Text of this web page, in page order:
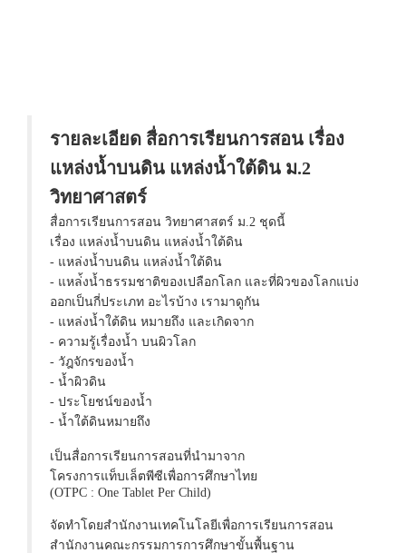
รายละเอียด สื่อการเรียนการสอน เรื่อง
แหล่งน้ำบนดิน แหล่งน้ำใต้ดิน ม.2
วิทยาศาสตร์
สื่อการเรียนการสอน วิทยาศาสตร์ ม.2 ชุดนี้
เรื่อง แหล่งน้ำบนดิน แหล่งน้ำใต้ดิน
- แหล่งน้ำบนดิน แหล่งน้ำใต้ดิน
- แหล่้งน้ำธรรมชาติของเปลือกโลก และที่ผิวของโลกแบ่ง
ออกเป็นกี่ประเภท อะไรบ้าง เรามาดูกัน
- แหล่งน้ำใต้ดิน หมายถึง และเกิดจาก
- ความรู้เรื่องน้ำ บนผิวโลก
- วัฎจักรของน้ำ
- น้ำผิวดิน
- ประโยชน์ของน้ำ
- น้ำใต้ดินหมายถึง
เป็นสื่อการเรียนการสอนที่นำมาจาก
โครงการแท็บเล็ตพีซีเพื่อการศึกษาไทย
(OTPC : One Tablet Per Child)
จัดทำโดยสำนักงานเทคโนโลยีเพื่อการเรียนการสอน
สำนักงานคณะกรรมการการศึกษาขั้นพื้นฐาน